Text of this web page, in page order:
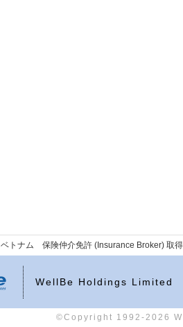
ベトナム 保険仲介免許 (Insurance Broker) 取
WellBe Holdings Limited
©Copyright 1992-2026